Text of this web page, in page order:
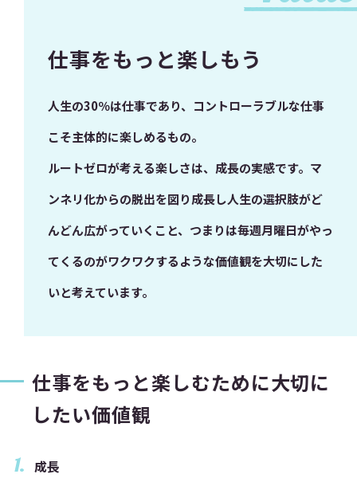
仕事をもっと楽しもう
人生の30％は仕事であり、コントローラブルな仕事
こそ主体的に楽しめるもの。
ルートゼロが考える楽しさは、成長の実感です。マ
ンネリ化からの脱出を図り成長し人生の選択肢がど
んどん広がっていくこと、つまりは毎週月曜日がやっ
てくるのがワクワクするような価値観を大切にした
いと考えています。
仕事をもっと楽しむために大切に
したい価値観
1. 成長